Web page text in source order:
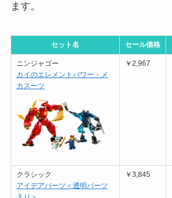
ます。
セット名 セール価格
ニンジャゴー
カイのエレメントパワー・メ
カスーツ
￥2,967
クラシック
アイデアパーツ＜透明パーツ
￥3,845